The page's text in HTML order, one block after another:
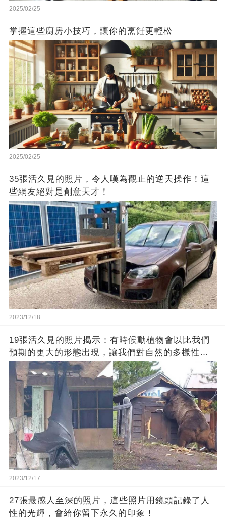
2025/02/25
掌握這些廚房小技巧，讓你的烹飪更輕松
2025/02/25
35張活久見的照片，令人嘆為觀止的逆天操作！這
些網友絕對是創意天才！
2023/12/18
19張活久見的照片揭示：有時候動植物會以比我們
預期的更大的形態出現，讓我們對自然的多樣性感
到驚嘆
2023/12/17
27張最感人至深的照片，這些照片用鏡頭記錄了人
性的光輝，會給你留下永久的印象！